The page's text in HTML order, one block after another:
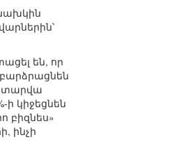
են, որ
տարվա
ի կիջեցնեն
բիզնես»
ինչի